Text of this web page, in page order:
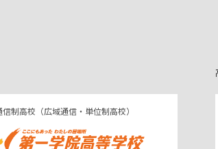
信制高校（広域通信・単位制高校）